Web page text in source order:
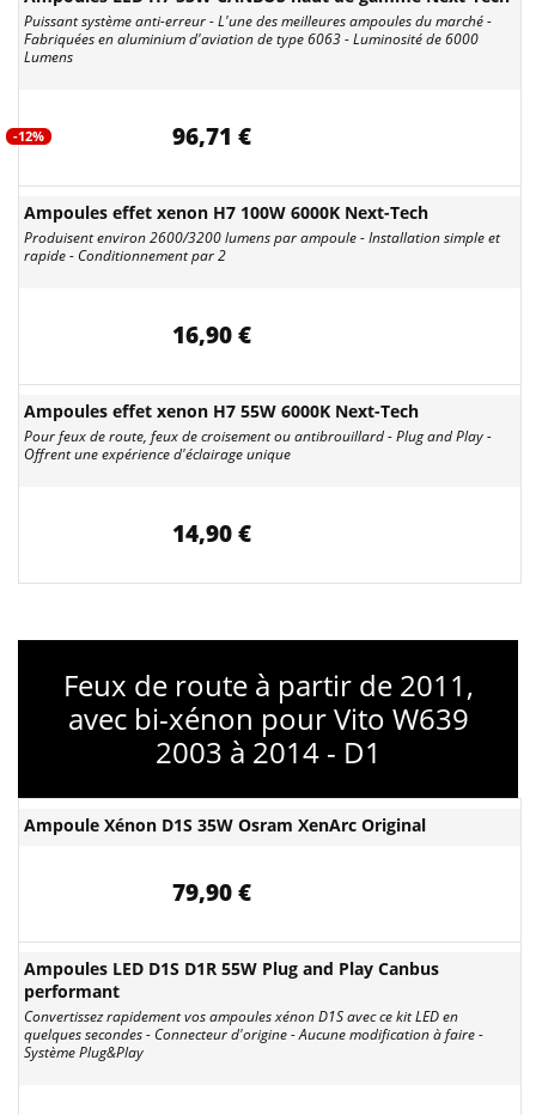
Puissant système anti-erreur - L'une des meilleures ampoules du marché -
Fabriquées en aluminium d'aviation de type 6063 - Luminosité de 6000
Lumens
-12% 96,71 €
Ampoules effet xenon H7 100W 6000K Next-Tech
Produisent environ 2600/3200 lumens par ampoule - Installation simple et
rapide - Conditionnement par 2
16,90 €
Ampoules effet xenon H7 55W 6000K Next-Tech
Pour feux de route, feux de croisement ou antibrouillard - Plug and Play -
Offrent une expérience d'éclairage unique
14,90 €
Feux de route à partir de 2011,
avec bi-xénon pour Vito W639
2003 à 2014 - D1
Ampoule Xénon D1S 35W Osram XenArc Original
79,90 €
Ampoules LED D1S D1R 55W Plug and Play Canbus
performant
Convertissez rapidement vos ampoules xénon D1S avec ce kit LED en
quelques secondes - Connecteur d'origine - Aucune modification à faire -
Système Plug&Play